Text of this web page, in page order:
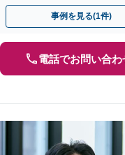
動を行います。
事例を見る(1件)
電話でお問い合わ